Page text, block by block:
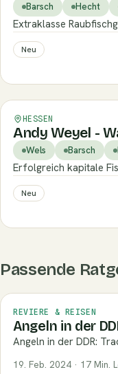
Barsch Hecht
Extraklasse
Neu
HESSEN
Andy Weyel -
Wels Barsch
Erfolgreich kapitale
Neu
Passende
REVIERE & REISEN
Angeln in der
Angeln in der DDR:
19. Feb. 2024 · 17 Min.